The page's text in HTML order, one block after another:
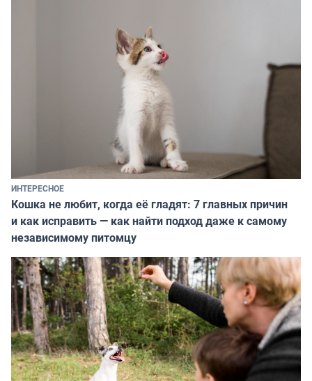
ИНТЕРЕСНОЕ
Кошка не любит, когда её гладят: 7 главных причин
и как исправить — как найти подход даже к самому
независимому питомцу